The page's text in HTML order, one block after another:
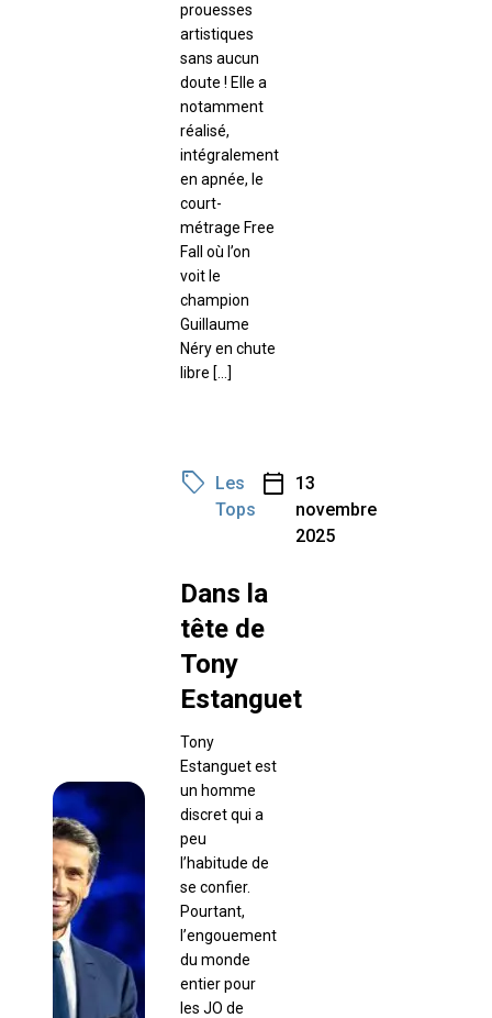
prouesses
artistiques
sans aucun
doute ! Elle a
notamment
réalisé,
intégralement
en apnée, le
court-
métrage Free
Fall où l’on
voit le
champion
Guillaume
Néry en chute
libre […]
sell Les
Tops
calendar_today
13
novembre
2025
Dans la
tête de
Tony
Estanguet
Tony
Estanguet est
un homme
discret qui a
peu
l’habitude de
se confier.
Pourtant,
l’engouement
du monde
entier pour
les JO de